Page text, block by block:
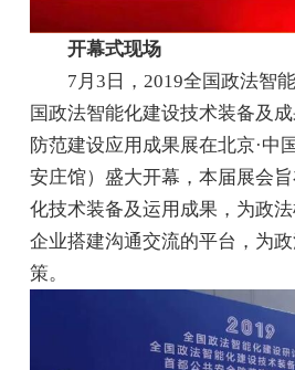
开幕式现场
7月3日，2019全国政法智能
国政法智能化建设技术装备及
防范建设应用成果展在北京·中
安庄馆）盛大开幕，本届展会
化技术装备及运用成果，为政
企业搭建沟通交流的平台，为
策。